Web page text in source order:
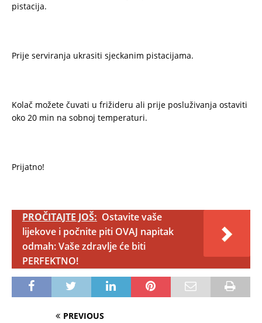
pistacija.
Prije serviranja ukrasiti sjeckanim pistacijama.
Kolač možete čuvati u frižideru ali prije posluživanja ostaviti
oko 20 min na sobnoj temperaturi.
Prijatno!
PROČITAJTE JOŠ: Ostavite vaše
lijekove i počnite piti OVAJ napitak
odmah: Vaše zdravlje će biti
PERFEKTNO!
PREVIOUS